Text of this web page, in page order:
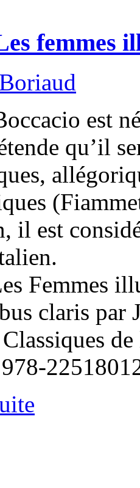
femmes
est
qu’il
il est
Femmes
claris par